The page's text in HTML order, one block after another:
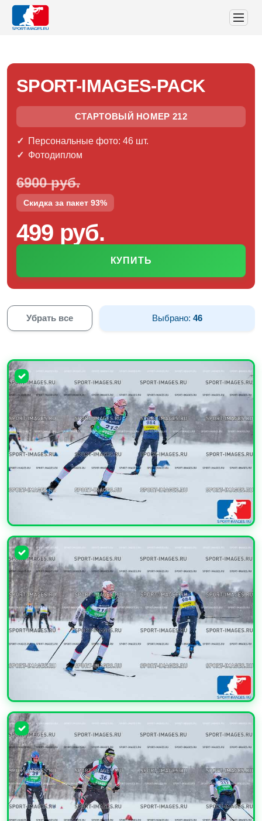
SPORT-IMAGES-PACK
СТАРТОВЫЙ НОМЕР 212
Персональные фото: 46 шт.
Фотодиплом
6900 руб.
Скидка за пакет 93%
499 руб.
КУПИТЬ
Убрать все Выбрано:46
УВЕЛИЧИТЬ
УВЕЛИЧИТЬ